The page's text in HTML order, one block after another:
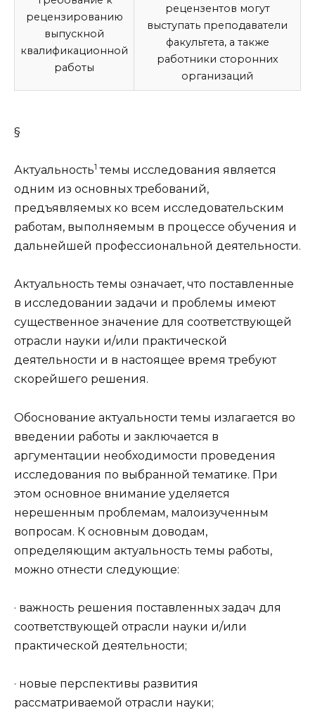
рецензированию
выпускной
квалификационной
работы
рецензентов могут
выступать преподаватели
факультета, а также
работники сторонних
организаций
§
Актуальность1 темы исследования является
одним из основных требований,
предъявляемых ко всем исследовательским
работам, выполняемым в процессе обучения и
дальнейшей профессиональной деятельности.
Актуальность темы означает, что поставленные
в исследовании задачи и проблемы имеют
существенное значение для соответствующей
отрасли науки и/или практической
деятельности и в настоящее время требуют
скорейшего решения.
Обоснование актуальности темы излагается во
введении работы и заключается в
аргументации необходимости проведения
исследования по выбранной тематике. При
этом основное внимание уделяется
нерешенным проблемам, малоизученным
вопросам. К основным доводам,
определяющим актуальность темы работы,
можно отнести следующие:
· важность решения поставленных задач для
соответствующей отрасли науки и/или
практической деятельности;
· новые перспективы развития
рассматриваемой отрасли науки;